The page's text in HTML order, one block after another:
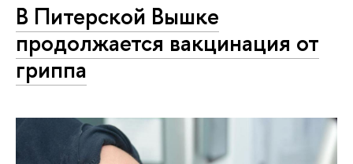
В Питерской Вышке
продолжается вакцинация от
гриппа